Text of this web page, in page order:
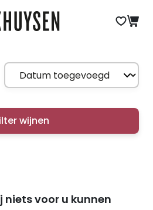
wijnen
niets voor u kunnen